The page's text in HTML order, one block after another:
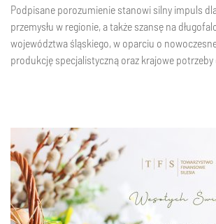
Podpisane porozumienie stanowi silny impuls
przemysłu w regionie, a także szansę na
województwa śląskiego, w oparciu o
produkcję specjalistyczną oraz krajowe